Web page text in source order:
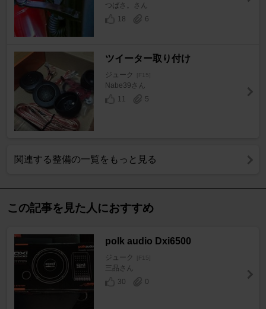
つばさ。さん
18
6
ツイーター取り付け
ジューク [F15]
Nabe39さん
11
5
関連する整備の一覧をもっと見る
この記事を見た人におすすめ
polk audio Dxi6500
ジューク [F15]
三品さん
30
0